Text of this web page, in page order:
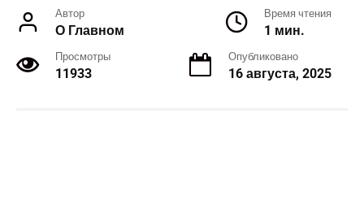
Автор
О Главном
Время чтения
1 мин.
Просмотры
11933
Опубликовано
16 августа, 2025